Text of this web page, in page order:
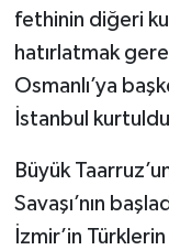
fethinin diğeri
hatırlatmak
Osmanlı’ya
İstanbul
Büyük
Savaşı’nın
İzmir’in Türklerin